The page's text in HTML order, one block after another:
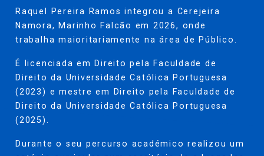
Raquel Pereira Ramos integrou a Cerejeira
Namora, Marinho Falcão em 2026, onde
trabalha maioritariamente na área de Público.
É licenciada em Direito pela Faculdade de
Direito da Universidade Católica Portuguesa
(2023) e mestre em Direito pela Faculdade de
Direito da Universidade Católica Portuguesa
(2025).
Durante o seu percurso académico realizou um